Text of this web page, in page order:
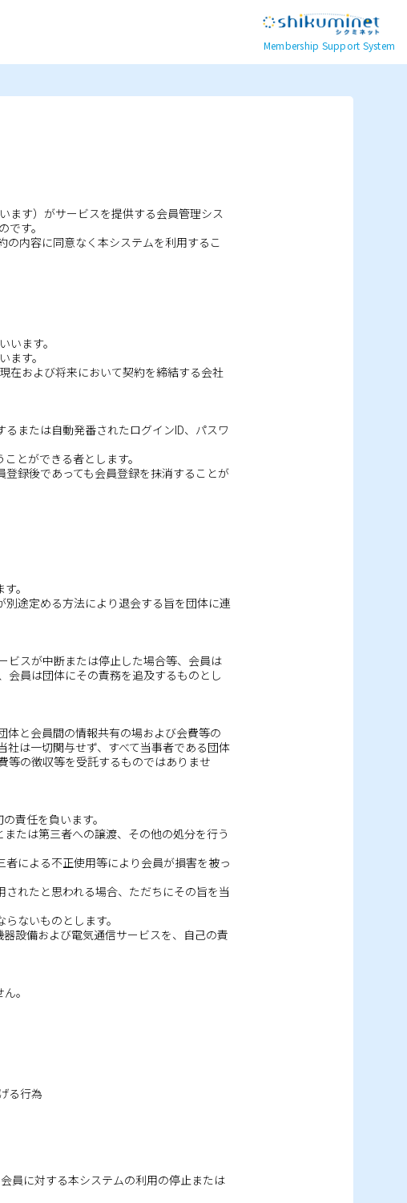
Membership Support System
ます）がサービスを提供する会員管理シス
す。
内容に同意なく本システムを利用するこ
ます。
す。
在および将来において契約を締結する会社
または自動発番されたログインID、パスワ
とができる者とします。
録後であっても会員登録を抹消することが
。
途定める方法により退会する旨を団体に連
ビスが中断または停止した場合等、会員は
会員は団体にその責務を追及するものとし
体と会員間の情報共有の場および会費等の
は一切関与せず、すべて当事者である団体
等の徴収等を受託するものではありませ
責任を負います。
たは第三者への譲渡、その他の処分を行う
による不正使用等により会員が損害を被っ
れたと思われる場合、ただちにその旨を当
ないものとします。
設備および電気通信サービスを、自己の責
。
る行為
員に対する本システムの利用の停止または